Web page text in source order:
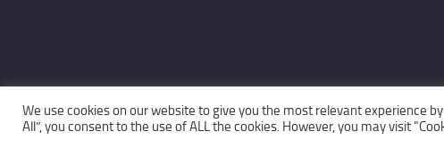
We use cookies on our website to give you the most relevant experience
All”, you consent to the use of ALL the cookies. However, you may visit